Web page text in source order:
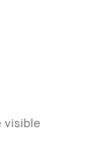
visible